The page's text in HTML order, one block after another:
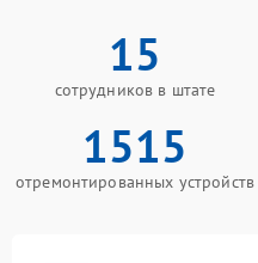
15
сотрудников в штате
1515
отремонтированных устройств